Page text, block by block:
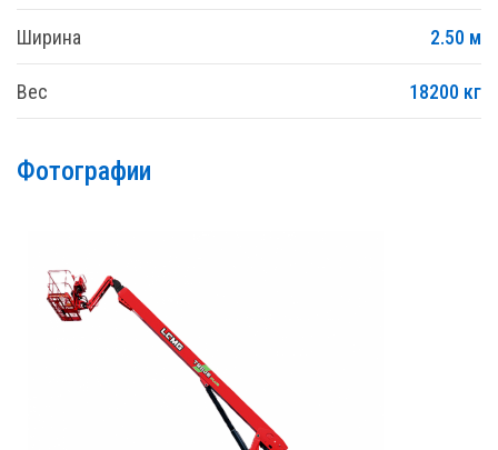
Ширина 2.50 м
Вес 18200 кг
Фотографии